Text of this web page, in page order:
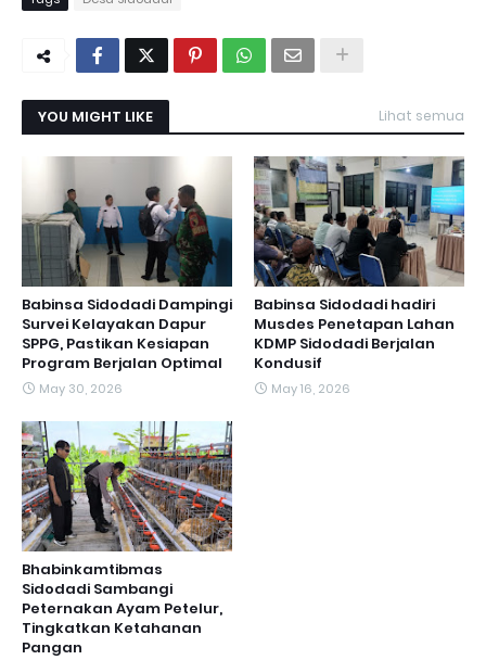
YOU MIGHT LIKE Lihat semua
Babinsa Sidodadi Dampingi
Survei Kelayakan Dapur
SPPG, Pastikan Kesiapan
Program Berjalan Optimal
May 30, 2026
Babinsa Sidodadi hadiri
Musdes Penetapan Lahan
KDMP Sidodadi Berjalan
Kondusif
May 16, 2026
Bhabinkamtibmas
Sidodadi Sambangi
Peternakan Ayam Petelur,
Tingkatkan Ketahanan
Pangan